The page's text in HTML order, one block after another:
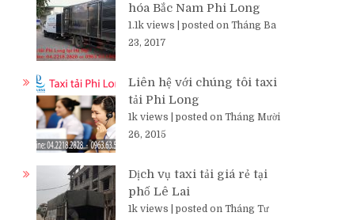
hóa Bắc Nam Phi Long
1.1k views
posted on Tháng Ba
23, 2017
Liên hệ với chúng tôi taxi
tải Phi Long
1k views
posted on Tháng Mười
26, 2015
Dịch vụ taxi tải giá rẻ tại
phố Lê Lai
1k views
posted on Tháng Tư